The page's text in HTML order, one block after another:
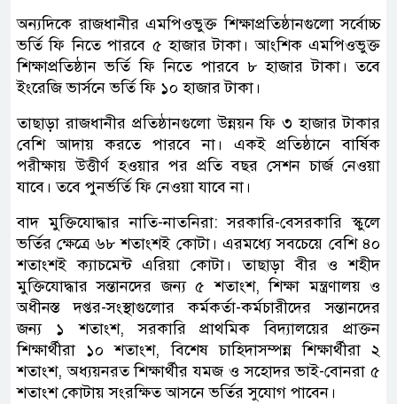
অন্যদিকে রাজধানীর এমপিওভুক্ত শিক্ষাপ্রতিষ্ঠানগুলো সর্বোচ্চ
ভর্তি ফি নিতে পারবে ৫ হাজার টাকা। আংশিক এমপিওভুক্ত
শিক্ষাপ্রতিষ্ঠান ভর্তি ফি নিতে পারবে ৮ হাজার টাকা। তবে
ইংরেজি ভার্সনে ভর্তি ফি ১০ হাজার টাকা।
তাছাড়া রাজধানীর প্রতিষ্ঠানগুলো উন্নয়ন ফি ৩ হাজার টাকার
বেশি আদায় করতে পারবে না। একই প্রতিষ্ঠানে বার্ষিক
পরীক্ষায় উত্তীর্ণ হওয়ার পর প্রতি বছর সেশন চার্জ নেওয়া
যাবে। তবে পুনর্ভর্তি ফি নেওয়া যাবে না।
বাদ মুক্তিযোদ্ধার নাতি-নাতনিরা: সরকারি-বেসরকারি স্কুলে
ভর্তির ক্ষেত্রে ৬৮ শতাংশই কোটা। এরমধ্যে সবচেয়ে বেশি ৪০
শতাংশই ক্যাচমেন্ট এরিয়া কোটা। তাছাড়া বীর ও শহীদ
মুক্তিযোদ্ধার সন্তানদের জন্য ৫ শতাংশ, শিক্ষা মন্ত্রণালয় ও
অধীনস্ত দপ্তর-সংস্থাগুলোর কর্মকর্তা-কর্মচারীদের সন্তানদের
জন্য ১ শতাংশ, সরকারি প্রাথমিক বিদ্যালয়ের প্রাক্তন
শিক্ষার্থীরা ১০ শতাংশ, বিশেষ চাহিদাসম্পন্ন শিক্ষার্থীরা ২
শতাংশ, অধ্যয়নরত শিক্ষার্থীর যমজ ও সহোদর ভাই-বোনরা ৫
শতাংশ কোটায় সংরক্ষিত আসনে ভর্তির সুযোগ পাবেন।